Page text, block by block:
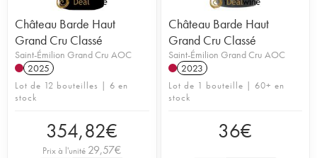
Château Barde Haut
Grand Cru Classé
Saint-Émilion Grand Cru AOC
2025
Lot de 12 bouteilles | 6 en
stock
354,82€
Prix à l'unité 29,57€
Château Barde Haut
Grand Cru Classé
Saint-Émilion Grand Cru AOC
2023
Lot de 1 bouteille | 60+ en
stock
36€